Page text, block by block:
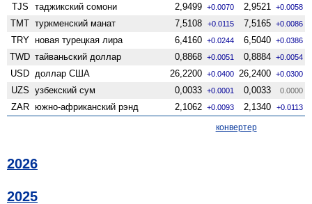
TJS таджикский сомони 2,9499 +0.0070 2,9521 +0.0058
TMT туркменский манат 7,5108 +0.0115 7,5165 +0.0086
TRY новая турецкая лира 6,4160 +0.0244 6,5040 +0.0386
TWD тайваньский доллар 0,8868 +0.0051 0,8884 +0.0054
USD доллар США 26,2200 +0.0400 26,2400 +0.0300
UZS узбекский сум 0,0033 +0.0001 0,0033 0.0000
ZAR южно-африканский рэнд 2,1062 +0.0093 2,1340 +0.0113
конвертер
2026
2025